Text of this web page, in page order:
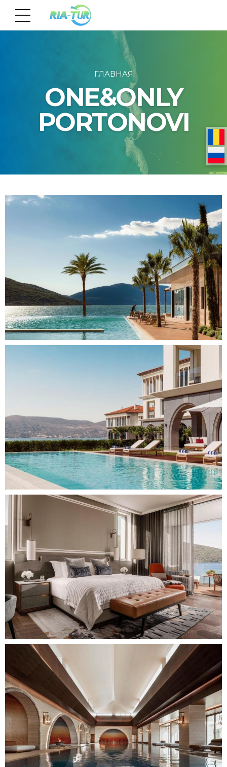
ГЛАВНАЯ
ONE&ONLY
PORTONOVI